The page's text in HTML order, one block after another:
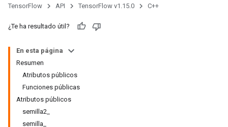
TensorFlow API TensorFlow v1.15.0 C++
¿Te ha resultado útil?
En esta página
Resumen
Atributos públicos
Funciones públicas
Atributos públicos
semilla2_
semilla_